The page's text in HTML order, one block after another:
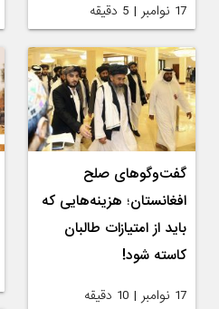
17 نوامبر | 5 دقیقه
گفت‌وگوهای صلح
افغانستان؛ هزینه‌هایی که
باید از امتیازات طالبان
کاسته شود!
17 نوامبر | 10 دقیقه